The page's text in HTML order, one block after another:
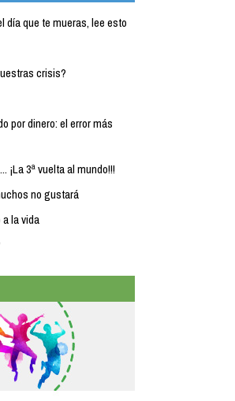
día que te mueras, lee esto
crisis?
por dinero: el error más
¡La 3ª vuelta al mundo!!!
no gustará
la vida